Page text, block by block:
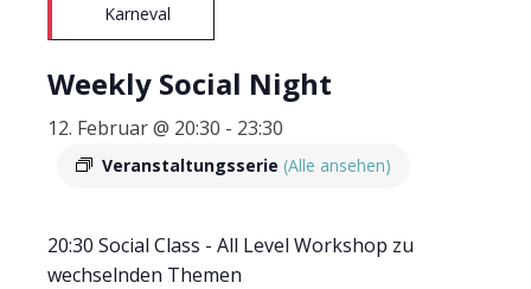
Karneval
Weekly Social Night
12. Februar @ 20:30 - 23:30
Veranstaltungsserie (Alle ansehen)
20:30 Social Class - All Level Workshop zu
wechselnden Themen